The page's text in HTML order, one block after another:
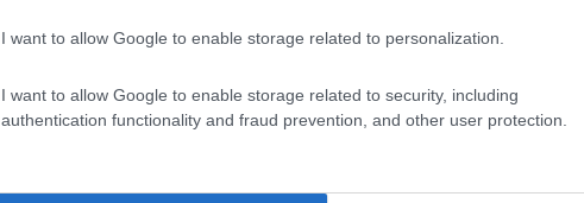
I want to allow Google to enable storage related to personalization.
I want to allow Google to enable storage related to security, including
authentication functionality and fraud prevention, and other user protection.
του σοβαρού προβλήματος της
απειλήσει τη ζωή του ασθενούς
προκαλώντας εγκεφαλικό επεισόδιο